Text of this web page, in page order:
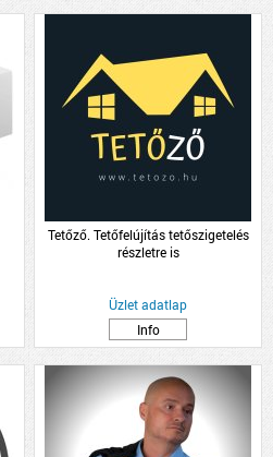
Tetőző. Tetőfelújítás tetőszigetelés
részletre is
Üzlet adatlap
Info